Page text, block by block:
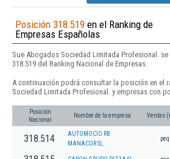
Posición 318.519 en el Ranking de
Empresas Españolas
Sue Abogados Sociedad Limitada Profesional.
318.519 del Ranking Nacional de Empresas.
A continuación podrá consultar la posición en el
Sociedad Limitada Profesional. y empresas con
Posición
Nacional
Nombre de la empresa Ventas
318.514
AUTOMOCIO RB
MANACOR SL.